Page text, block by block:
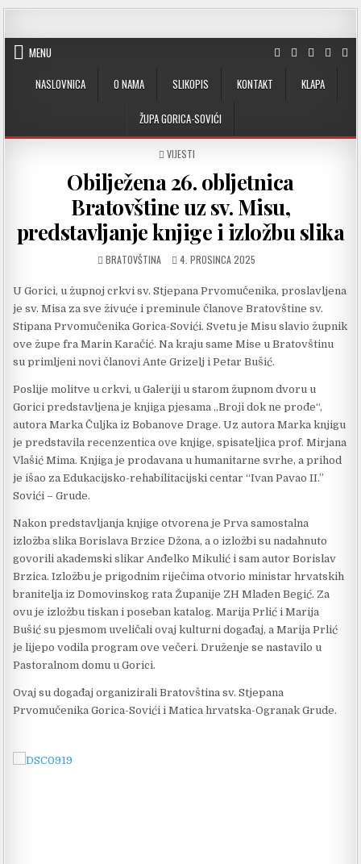
MENU
NASLOVNICA
O NAMA SLIKOPIS KONTAKT KLAPA
ŽUPA GORICA-SOVIĆI
POSTED IN
VIJESTI
Obilježena 26. obljetnica
Bratovštine uz sv. Misu,
predstavljanje knjige i izložbu slika
AUTHOR:
BRATOVŠTINA PUBLISHED DATE:
4. PROSINCA 2025
U Gorici, u župnoj crkvi sv. Stjepana Prvomučenika, proslavljena
je sv. Misa za sve živuće i preminule članove Bratovštine sv.
Stipana Prvomučenika Gorica-Sovići. Svetu je Misu slavio župnik
ove župe fra Marin Karačić. Na kraju same Mise u Bratovštinu
su primljeni novi članovi Ante Grizelj i Petar Bušić.
Poslije molitve u crkvi, u Galeriji u starom župnom dvoru u
Gorici predstavljena je knjiga pjesama „Broji dok ne prođe“,
autora Marka Čuljka iz Bobanove Drage. Uz autora Marka knjigu
je predstavila recenzentica ove knjige, spisateljica prof. Mirjana
Vlašić Mima. Knjiga je prodavana u humanitarne svrhe, a prihod
je išao za Edukacijsko-rehabilitacijski centar “Ivan Pavao II.”
Sovići – Grude.
Nakon predstavljanja knjige otvorena je Prva samostalna
izložba slika Borislava Brzice Džona, a o izložbi su nadahnuto
govorili akademski slikar Anđelko Mikulić i sam autor Borislav
Brzica. Izložbu je prigodnim riječima otvorio ministar hrvatskih
branitelja iz Domovinskog rata Županije ZH Mladen Begić. Za
ovu je izložbu tiskan i poseban katalog. Marija Prlić i Marija
Bušić su pjesmom uveličali ovaj kulturni događaj, a Marija Prlić
je lijepo vodila program ove večeri. Druženje se nastavilo u
Pastoralnom domu u Gorici.
Ovaj su događaj organizirali Bratovština sv. Stjepana
Prvomučenika Gorica-Sovići i Matica hrvatska-Ogranak Grude.